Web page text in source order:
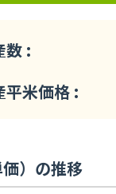
数 :
平米価格 :
）の推移